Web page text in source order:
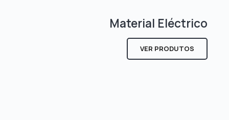
Material Eléctrico
VER PRODUTOS